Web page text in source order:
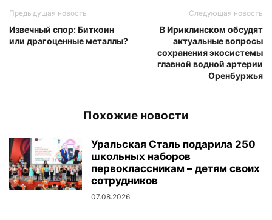
Предыдущая новость
Извечный спор: Биткоин
или драгоценные металлы?
Следующая новость
В Ириклинском обсудят
актуальные вопросы
сохранения экосистемы
главной водной артерии
Оренбуржья
Похожие новости
Уральская Сталь подарила 250
школьных наборов
первоклассникам – детям своих
сотрудников
07.08.2026